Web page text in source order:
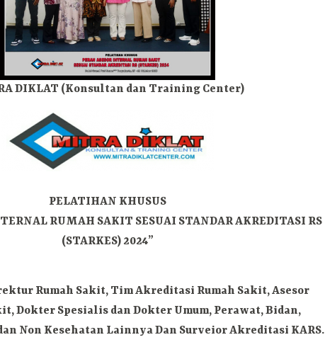
DIKLAT (Konsultan dan Training Center)
PELATIHAN KHUSUS
RUMAH SAKIT SESUAI STANDAR AKREDITASI RS
(STARKES) 2024”
Rumah Sakit, Tim Akreditasi Rumah Sakit, Asesor
Dokter Spesialis dan Dokter Umum, Perawat, Bidan,
Non Kesehatan Lainnya Dan Surveior Akreditasi KARS.